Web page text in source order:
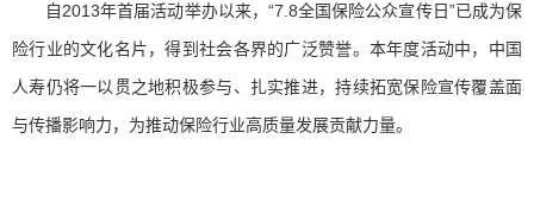
自2013年首届活动举办以来，“7.8全国保险公众宣传日”已成为保
险行业的文化名片，得到社会各界的广泛赞誉。本年度活动中，中国
人寿仍将一以贯之地积极参与、扎实推进，持续拓宽保险宣传覆盖面
与传播影响力，为推动保险行业高质量发展贡献力量。